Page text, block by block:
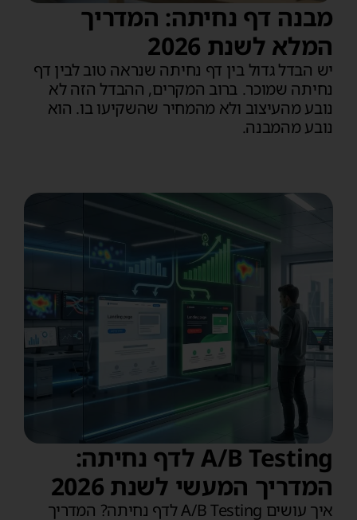
מבנה דף נחיתה: המדריך
המלא לשנת 2026
יש הבדל גדול בין דף נחיתה שנראה טוב לבין דף
נחיתה שמוכר. ברוב המקרים, ההבדל הזה לא
נובע מהעיצוב ולא מהמחיר שהשקיעו בו. הוא
נובע מהמבנה.
A/B Testing לדף נחיתה:
המדריך המעשי לשנת 2026
איך עושים A/B Testing לדף נחיתה? המדריך